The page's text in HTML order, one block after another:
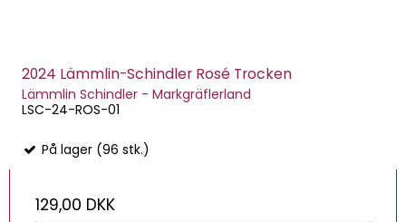
2024 Lämmlin-Schindler Rosé Trocken
Lämmlin Schindler - Markgräflerland
LSC-24-ROS-01
På lager (96 stk.)
129,00 DKK